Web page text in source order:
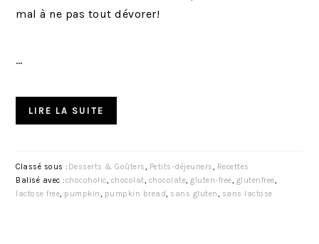
mal à ne pas tout dévorer!
…
LIRE LA SUITE
Classé sous : Desserts & Goûters Petits-déjeuners
Recettes
Balisé avec :chocoholic chocolat chocolate ,gluten-free glutenfree
lactose free pumpkin pumpkin bread sans gluten sans lactose